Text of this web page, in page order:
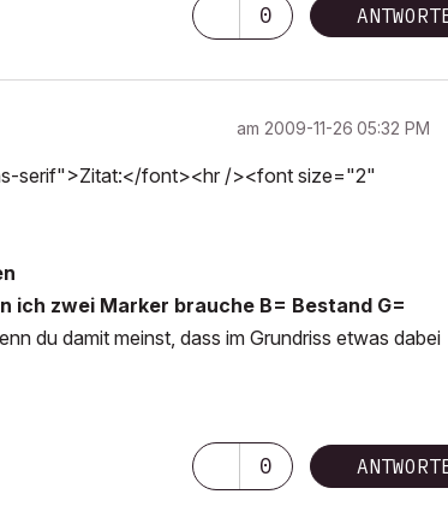
0
am ‎2009-11-26 05:32 PM
serif">Zitat:</font><hr /><font size="2"
ich zwei Marker brauche B= Bestand G=
du damit meinst, dass im Grundriss etwas dabei
0